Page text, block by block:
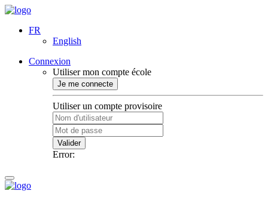
FR
English
Connexion
Utiliser mon compte école
Je me connecte
Utiliser un compte provisoire
Valider
Error: